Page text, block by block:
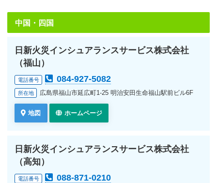
中国・四国
日新火災インシュアランスサービス株式会社
（福山）
電話番号 084-927-5082
所在地 広島県福山市延広町1-25 明治安田生命福山駅前ビル6F
地図 ホームページ
日新火災インシュアランスサービス株式会社
（高知）
電話番号 088-871-0210